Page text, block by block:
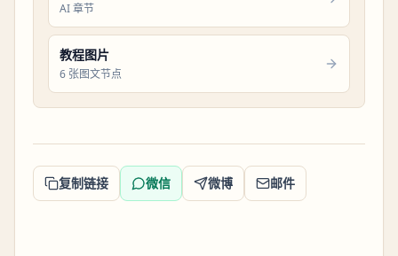
AI 章节
教程图片
6 张图文节点
复制链接 微信 微博 邮件